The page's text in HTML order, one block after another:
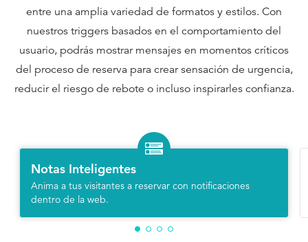
entre una amplia variedad de formatos y estilos. Con
nuestros triggers basados en el comportamiento del
usuario, podrás mostrar mensajes en momentos críticos
del proceso de reserva para crear sensación de urgencia,
reducir el riesgo de rebote o incluso inspirarles confianza.
Notas Inteligentes
Anima a tus visitantes a reservar con notificaciones
dentro de la web.